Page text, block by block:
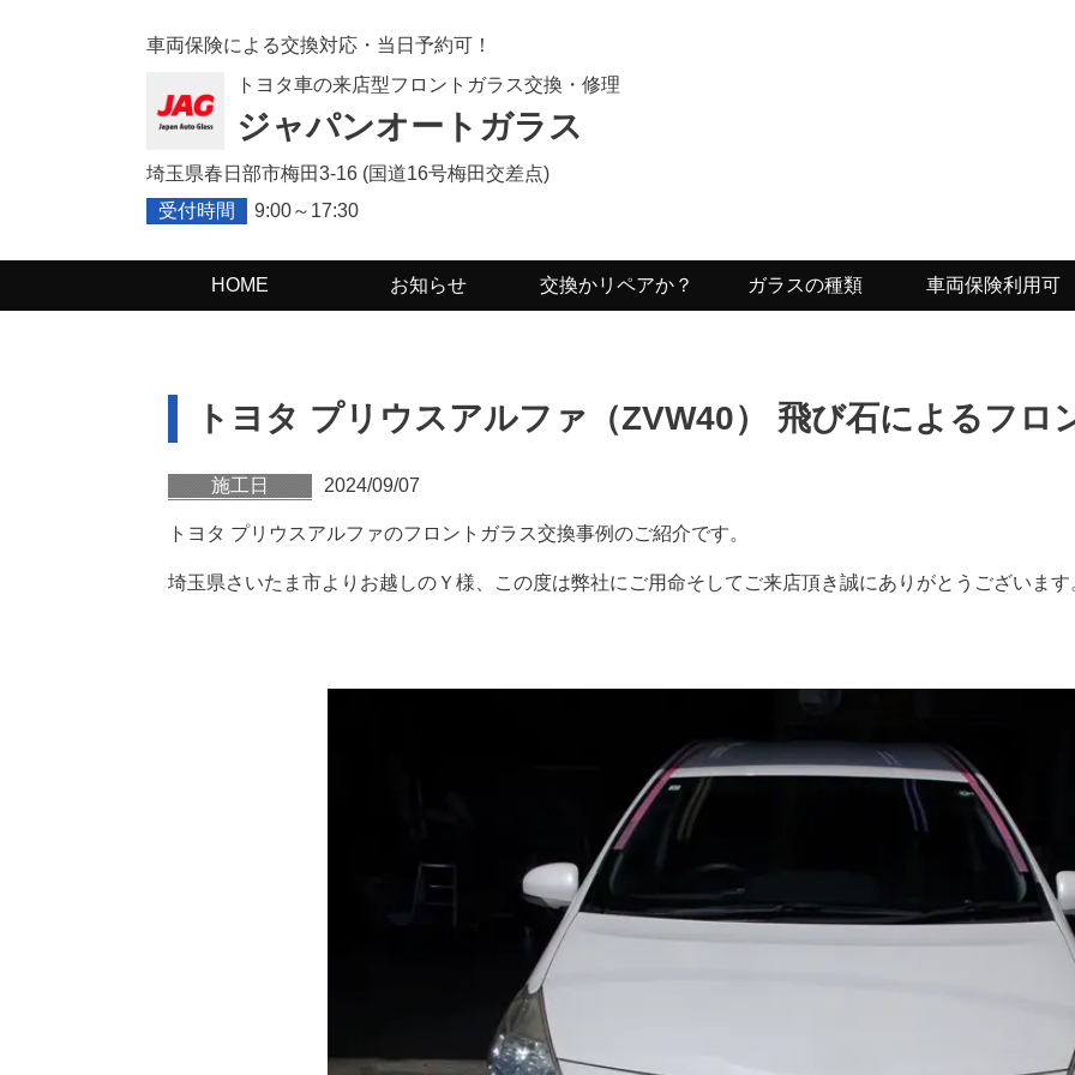
車両保険による交換対応・当日予約可！
トヨタ車の来店型フロントガラス交換・修理
ジャパンオートガラス
埼玉県春日部市梅田3-16 (国道16号梅田交差点)
受付時間
9:00～17:30
HOME お知らせ 交換かリペアか？ ガラスの種類 車両保険利用可
トヨタ プリウスアルファ （ZVW40） 飛び石によるフロ
施工日 2024/09/07
トヨタ プリウスアルファのフロントガラス交換事例のご紹介です。
埼玉県さいたま市よりお越しのＹ様、この度は弊社にご用命そしてご来店頂き誠にありがとうございます